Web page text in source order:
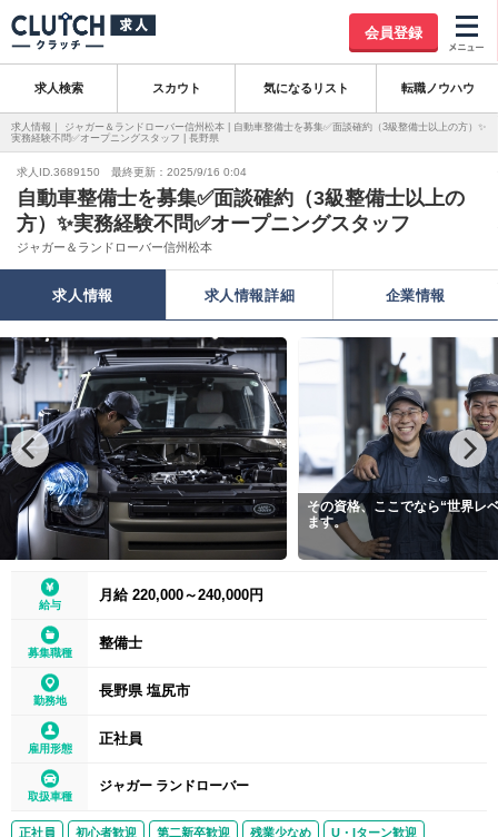
会員登録
求人検索 スカウト 気になるリスト 転職ノウハウ
求人情報｜ ジャガー＆ランドローバー信州松本 | 自動車整備士を募集✅面談確約（3級整備士以上の方）✨
実務経験不問✅オープニングスタッフ | 長野県
求人ID.3689150 最終更新：2025/9/16 0:04
自動車整備士を募集✅面談確約（3級整備士以上の
方）✨実務経験不問✅オープニングスタッフ
ジャガー＆ランドローバー信州松本
求人情報 求人情報詳細 企業情報
その資格、ここでなら“世界レベルの価値”に変わり
ます。
事
給与
月給 220,000～240,000円
募集職種
整備士
勤務地
長野県 塩尻市
雇用形態
正社員
取扱車種
ジャガー ランドローバー
正社員 初心者歓迎 第二新卒歓迎 残業少なめ U・Iターン歓迎